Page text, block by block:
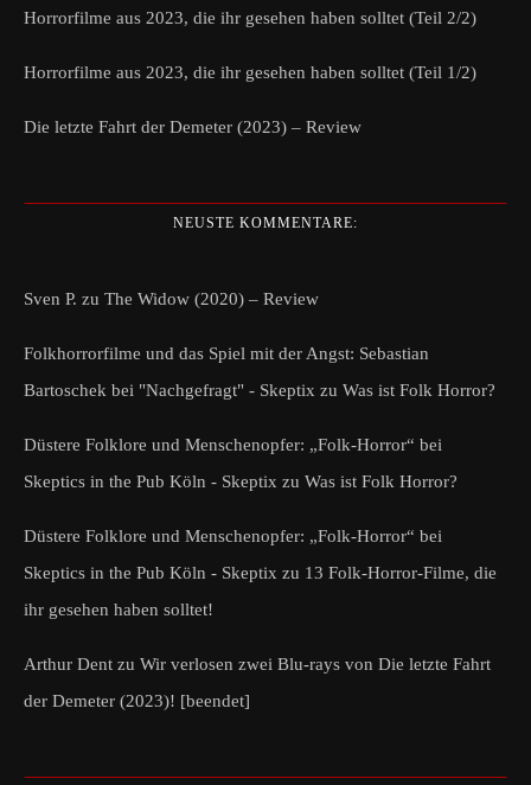
Horrorfilme aus 2023, die ihr gesehen haben solltet (Teil 2/2)
Horrorfilme aus 2023, die ihr gesehen haben solltet (Teil 1/2)
Die letzte Fahrt der Demeter (2023) – Review
NEUSTE KOMMENTARE:
Sven P. zu The Widow (2020) – Review
Folkhorrorfilme und das Spiel mit der Angst: Sebastian
Bartoschek bei "Nachgefragt" - Skeptix zu Was ist Folk Horror?
Düstere Folklore und Menschenopfer: „Folk-Horror“ bei
Skeptics in the Pub Köln - Skeptix zu Was ist Folk Horror?
Düstere Folklore und Menschenopfer: „Folk-Horror“ bei
Skeptics in the Pub Köln - Skeptix zu 13 Folk-Horror-Filme, die
ihr gesehen haben solltet!
Arthur Dent zu Wir verlosen zwei Blu-rays von Die letzte Fahrt
der Demeter (2023)! [beendet]